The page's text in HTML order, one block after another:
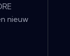
nieuw